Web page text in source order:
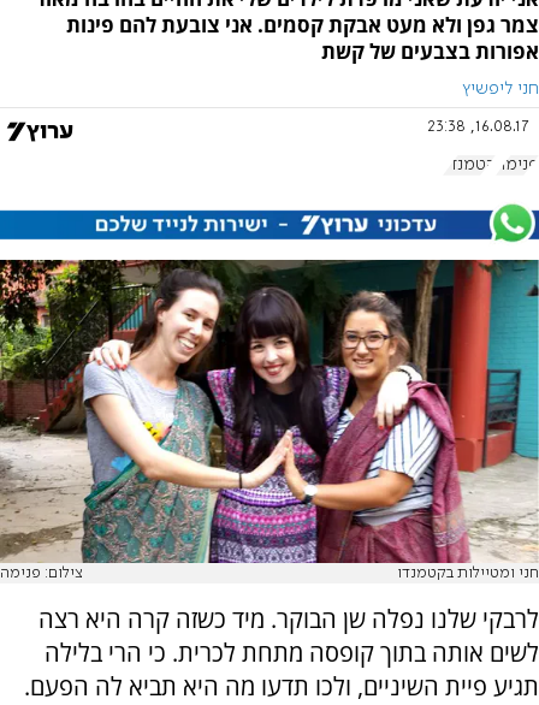
צמר גפן ולא מעט אבקת קסמים. אני צובעת להם פינות
אפורות בצבעים של קשת
חני ליפשיץ
16.08.17, 23:38
פנימה קטמנדו
חני ומטיילות בקטמנדו צילום: פנימה
לרבקי שלנו נפלה שן הבוקר. מיד כשזה קרה היא רצה
לשים אותה בתוך קופסה מתחת לכרית. כי הרי בלילה
תגיע פיית השיניים, ולכו תדעו מה היא תביא לה הפעם.